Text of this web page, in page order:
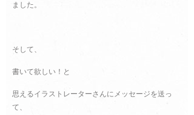
ました。
そして、
書いて欲しい！と
思えるイラストレーターさんにメッセージを送っ
て、